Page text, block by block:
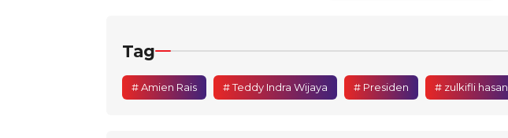
Tag
# Amien Rais # Teddy Indra Wijaya # Presiden # zulkifli hasan